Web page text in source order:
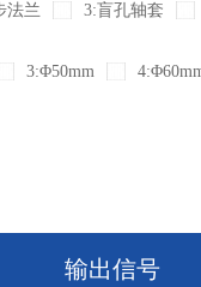
法兰 3:盲孔轴套
3:Φ50mm
输出信号